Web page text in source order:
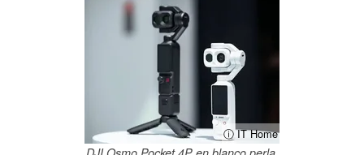
ⓘ IT Home